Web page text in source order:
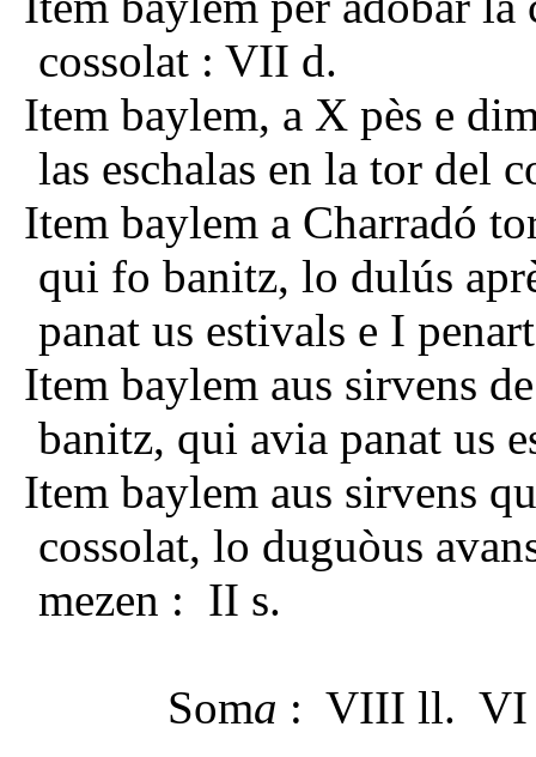
cossolat : VII d.
Item baylem, a X pès e
las eschalas en la tor del
Item baylem a Charradó
qui fo banitz, lo dulús
panat us estivals e I
Item baylem aus sirvens
banitz, qui avia panat us
Item baylem aus sirvens
cossolat, lo duguòus
mezen : II s.
Soma : VIII ll. VI